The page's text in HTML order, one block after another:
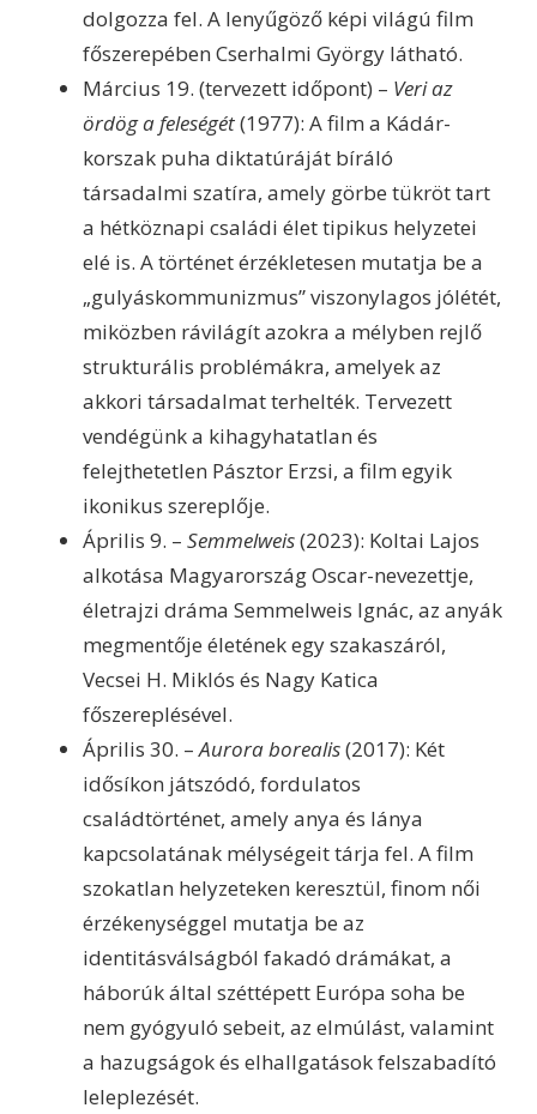
dolgozza fel. A lenyűgöző képi világú film
főszerepében Cserhalmi György látható.
Március 19. (tervezett időpont) – Veri az
ördög a feleségét(1977): A film a Kádár-
korszak puha diktatúráját bíráló
társadalmi szatíra, amely görbe tükröt tart
a hétköznapi családi élet tipikus helyzetei
elé is. A történet érzékletesen mutatja be a
„gulyáskommunizmus” viszonylagos jólétét,
miközben rávilágít azokra a mélyben rejlő
strukturális problémákra, amelyek az
akkori társadalmat terhelték. Tervezett
vendégünk a kihagyhatatlan és
felejthetetlen Pásztor Erzsi, a film egyik
ikonikus szereplője.
Április 9. – Semmelweis(2023): Koltai Lajos
alkotása Magyarország Oscar-nevezettje,
életrajzi dráma Semmelweis Ignác, az anyák
megmentője életének egy szakaszáról,
Vecsei H. Miklós és Nagy Katica
főszereplésével.
Április 30. –Aurora borealis(2017): Két
idősíkon játszódó, fordulatos
családtörténet, amely anya és lánya
kapcsolatának mélységeit tárja fel. A film
szokatlan helyzeteken keresztül, finom női
érzékenységgel mutatja be az
identitásválságból fakadó drámákat, a
háborúk által széttépett Európa soha be
nem gyógyuló sebeit, az elmúlást, valamint
a hazugságok és elhallgatások felszabadító
leleplezését.